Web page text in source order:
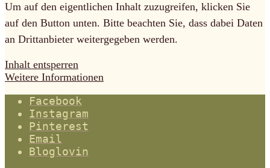
Um auf den eigentlichen Inhalt zuzugreifen, klicken Sie
auf den Button unten. Bitte beachten Sie, dass dabei Daten
an Drittanbieter weitergegeben werden.
Inhalt entsperren
Weitere Informationen
Facebook
Instagram
Pinterest
Email
Bloglovin